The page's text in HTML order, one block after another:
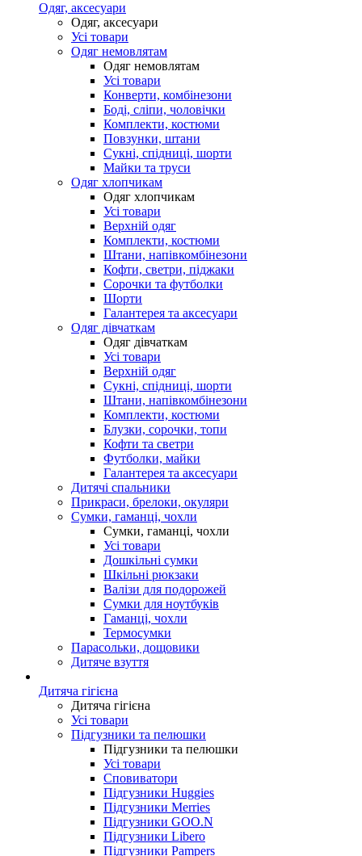
Одяг, аксесуари
Одяг, аксесуари
Усі товари
Одяг немовлятам
Одяг немовлятам
Усі товари
Конверти, комбінезони
Боді, сліпи, чоловічки
Комплекти, костюми
Повзунки, штани
Сукні, спідниці, шорти
Майки та труси
Одяг хлопчикам
Одяг хлопчикам
Усі товари
Верхній одяг
Комплекти, костюми
Штани, напівкомбінезони
Кофти, светри, піджаки
Сорочки та футболки
Шорти
Галантерея та аксесуари
Одяг дівчаткам
Одяг дівчаткам
Усі товари
Верхній одяг
Сукні, спідниці, шорти
Штани, напівкомбінезони
Комплекти, костюми
Блузки, сорочки, топи
Кофти та светри
Футболки, майки
Галантерея та аксесуари
Дитячі спальники
Прикраси, брелоки, окуляри
Сумки, гаманці, чохли
Сумки, гаманці, чохли
Усі товари
Дошкільні сумки
Шкільні рюкзаки
Валізи для подорожей
Сумки для ноутбуків
Гаманці, чохли
Термосумки
Парасольки, дощовики
Дитяче взуття
Дитяча гігієна
Дитяча гігієна
Усі товари
Підгузники та пелюшки
Підгузники та пелюшки
Усі товари
Сповиватори
Підгузники Huggies
Підгузники Merries
Підгузники GOO.N
Підгузники Libero
Підгузники Pampers